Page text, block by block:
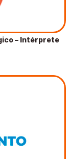
– Intérprete